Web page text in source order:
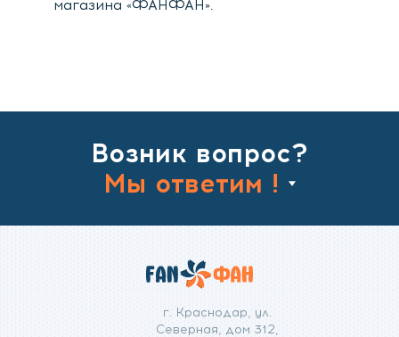
магазина «ФАНФАН».
Возник вопрос?
Мы ответим !
г. Краснодар, ул.
Северная, дом 312,